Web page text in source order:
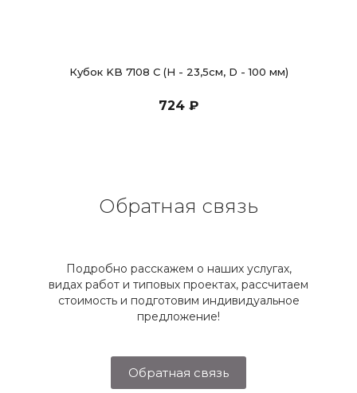
Кубок KB 7108 C (H - 23,5см, D - 100 мм)
724 ₽
Обратная связь
Подробно расскажем о наших услугах,
видах работ и типовых проектах, рассчитаем
стоимость и подготовим индивидуальное
предложение!
Обратная связь